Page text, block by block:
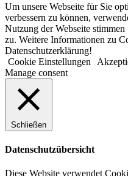
Um unsere Webseite für Sie
verbessern zu können,
Nutzung der Webseite
zu. Weitere Informationen zu
Datenschutzerklärung!
Cookie Einstellungen
Manage consent
Schließen
Datenschutzübersicht
Diese Website verwendet